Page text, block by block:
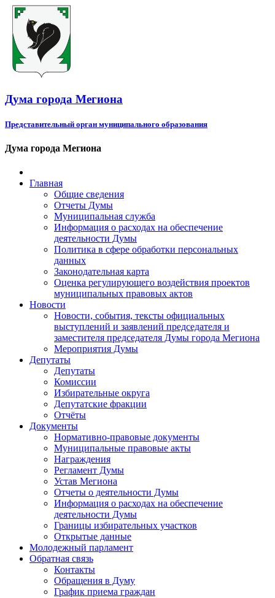
Дума города Мегиона
Представительный орган муниципального образования
Дума города Мегиона
Главная
Общие сведения
Отчеты Думы
Муниципальная служба
Информация о расходах на обеспечение
деятельности Думы
Политика в сфере обработки персональных
данных
Законодательная карта
Оценка регулирующего воздействия проектов
муниципальных правовых актов
Новости
Новости, события, тексты официальных
выступлений и заявлений председателя и
заместителя председателя Думы города Мегиона
Мероприятия Думы
Депутаты
Депутаты
Комиссии
Избирательные округа
Депутатские фракции
Отчёты
Документы
Нормативно-правовые документы
Муниципальные правовые акты
Награждения
Регламент Думы
Устав Мегиона
Отчеты о деятельности Думы
Информация о расходах на обеспечение
деятельности Думы
Границы избирательных участков
Открытые данные
Молодежный парламент
Обратная связь
Контакты
Обращения в Думу
График приема граждан